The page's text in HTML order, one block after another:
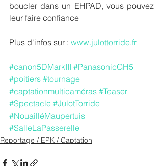
boucler dans un EHPAD, vous pouvez
leur faire confiance
Plus d'infos sur : www.julottorride.fr
#canon5DMarkIII #PanasonicGH5
#poitiers #tournage
#captationmulticaméras #Teaser
#Spectacle #JulotTorride
#NouailléMaupertuis
#SalleLaPasserelle
Reportage / EPK / Captation